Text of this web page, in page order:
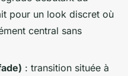
pour un look discret où
central sans
: transition située à